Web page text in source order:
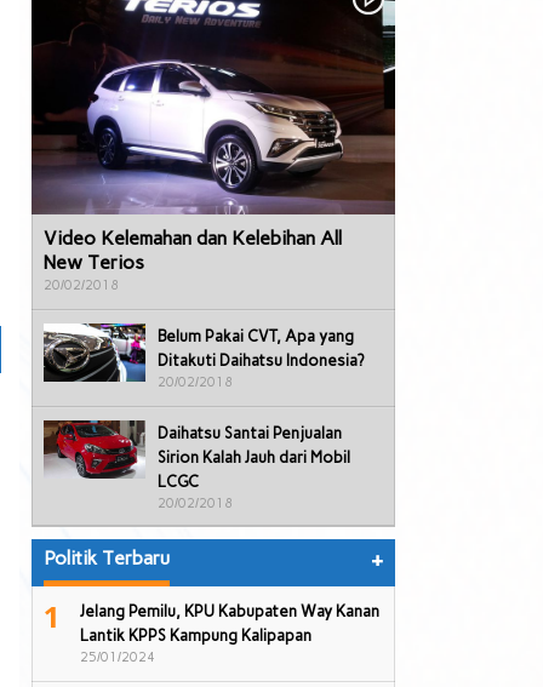
Video Kelemahan dan Kelebihan All
New Terios
20/02/2018
Belum Pakai CVT, Apa yang
Ditakuti Daihatsu Indonesia?
20/02/2018
Daihatsu Santai Penjualan
Sirion Kalah Jauh dari Mobil
LCGC
20/02/2018
Politik Terbaru +
1
Jelang Pemilu, KPU Kabupaten Way Kanan
Lantik KPPS Kampung Kalipapan
25/01/2024